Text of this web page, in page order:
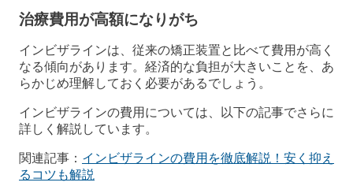
治療費用が高額になりがち
インビザラインは、従来の矯正装置と比べて費用が高く
なる傾向があります。経済的な負担が大きいことを、あ
らかじめ理解しておく必要があるでしょう。
インビザラインの費用については、以下の記事でさらに
詳しく解説しています。
関連記事： インビザラインの費用を徹底解説！安く抑え
るコツも解説